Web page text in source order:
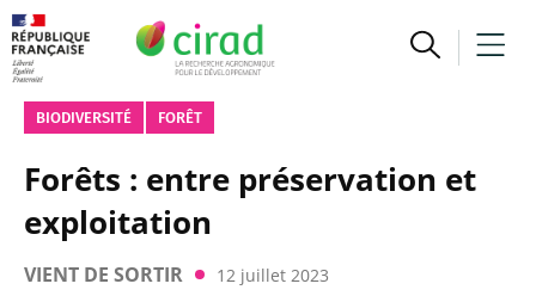
BIODIVERSITÉ FORÊT
Forêts : entre préservation et
exploitation
VIENT DE SORTIR 12 juillet 2023